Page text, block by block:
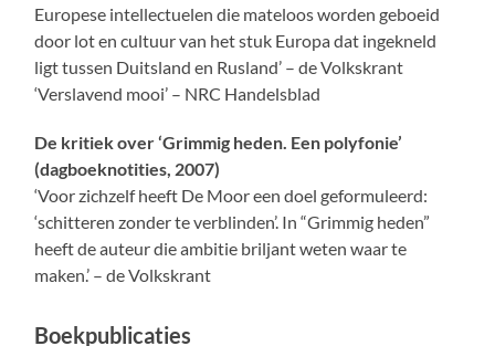
Europese intellectuelen die mateloos worden geboeid
door lot en cultuur van het stuk Europa dat ingekneld
ligt tussen Duitsland en Rusland’ – de Volkskrant
‘Verslavend mooi’ – NRC Handelsblad
De kritiek over ‘Grimmig heden. Een polyfonie’
(dagboeknotities, 2007)
‘Voor zichzelf heeft De Moor een doel geformuleerd:
‘schitteren zonder te verblinden’. In “Grimmig heden”
heeft de auteur die ambitie briljant weten waar te
maken.’ – de Volkskrant
Boekpublicaties